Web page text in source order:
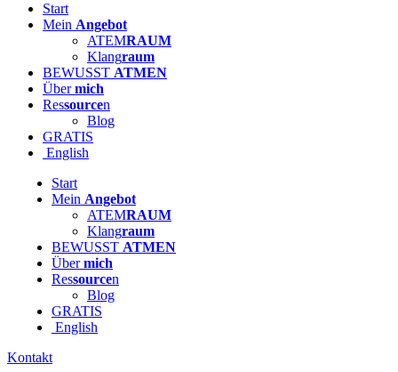
Start
Mein Angebot
ATEMRAUM
Klangraum
BEWUSST ATMEN
Übermich
Ressourcen
Blog
GRATIS
English
Start
Mein Angebot
ATEMRAUM
Klangraum
BEWUSST ATMEN
Übermich
Ressourcen
Blog
GRATIS
English
Kontakt